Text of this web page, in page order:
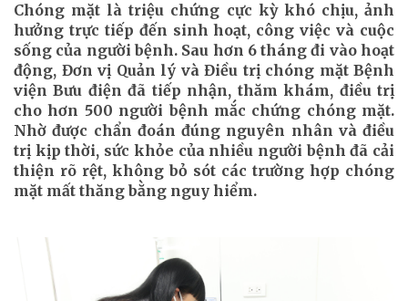
Chóng mặt là triệu chứng cực kỳ khó chịu, ảnh
hưởng trực tiếp đến sinh hoạt, công việc và cuộc
sống của người bệnh. Sau hơn 6 tháng đi vào hoạt
động, Đơn vị Quản lý và Điều trị chóng mặt Bệnh
viện Bưu điện đã tiếp nhận, thăm khám, điều trị
cho hơn 500 người bệnh mắc chứng chóng mặt.
Nhờ được chẩn đoán đúng nguyên nhân và điều
trị kịp thời, sức khỏe của nhiều người bệnh đã cải
thiện rõ rệt, không bỏ sót các trường hợp chóng
mặt mất thăng bằng nguy hiểm.